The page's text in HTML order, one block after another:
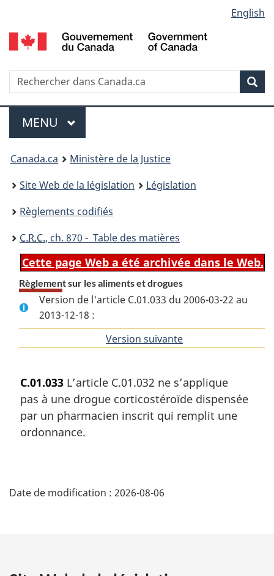
au
contenu
propos
de
la
HTML
simplifiée
selection
English
Recherche
Menu
MENU PRINCIPAL
You
are
here:
Canada.ca
Ministère de la Justice
Site Web de la législation
Législation
Règlements codifiés
C.R.C., ch. 870 - Table des matières
Cette page Web a été archivée dans le Web.
Règlement sur les aliments et drogues
Version de l'article C.01.033 du 2006-03-22 au
2013-12-18 :
Version suivante
C.01.033 L’article C.01.032 ne s’applique
pas à une drogue corticostéroïde dispensée
par un pharmacien inscrit qui remplit une
ordonnance.
é
Date de modification : 2026-08-06